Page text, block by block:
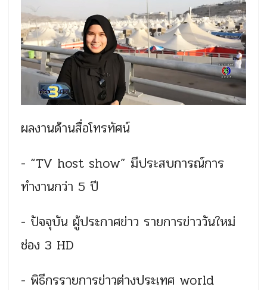
ผลงานด้านสื่อโทรทัศน์
- “TV host show” มีประสบการณ์การ
ทำงานกว่า 5 ปี
- ปัจจุบัน ผู้ประกาศข่าว รายการข่าววันใหม่
ช่อง 3 HD
- พิธีกรรายการข่าวต่างประเทศ world